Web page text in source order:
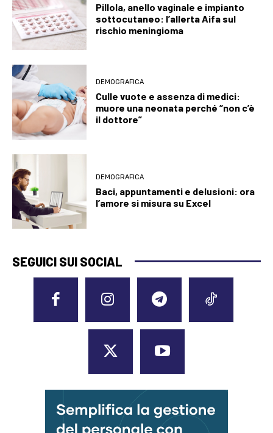
Pillola, anello vaginale e impianto
sottocutaneo: l’allerta Aifa sul
rischio meningioma
DEMOGRAFICA
Culle vuote e assenza di medici:
muore una neonata perché “non c’è
il dottore”
DEMOGRAFICA
Baci, appuntamenti e delusioni: ora
l’amore si misura su Excel
SEGUICI SUI SOCIAL